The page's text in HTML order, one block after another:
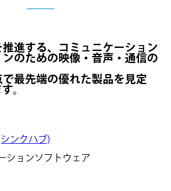
進する、コミュニケーション
のための映像・音声・通信の
最先端の優れた製品を見定
。
ンクハブ)
ションソフトウェア